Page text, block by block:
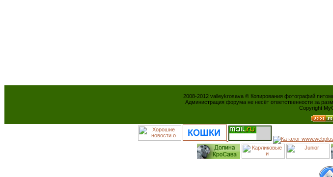
2008-2012 valleykrosava © Копирования фотографий
Администрация форума не несёт ответственности за
Copyright